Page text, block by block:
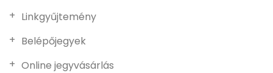
Linkgyűjtemény
Belépőjegyek
Online jegyvásárlás